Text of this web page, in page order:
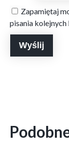
Zapamiętaj
pisania kolejnych